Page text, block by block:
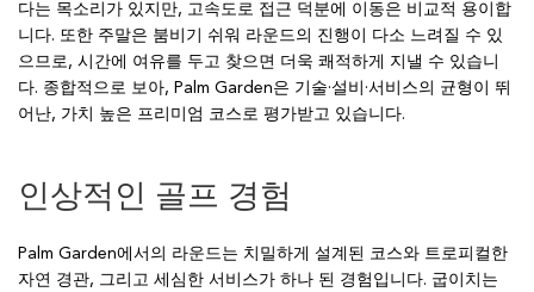
다는 목소리가 있지만, 고속도로 접근 덕분에 이동은 비교적 용이합
니다. 또한 주말은 붐비기 쉬워 라운드의 진행이 다소 느려질 수 있
으므로, 시간에 여유를 두고 찾으면 더욱 쾌적하게 지낼 수 있습니
다. 종합적으로 보아, Palm Garden은 기술·설비·서비스의 균형이 뛰
어난, 가치 높은 프리미엄 코스로 평가받고 있습니다.
인상적인 골프 경험
Palm Garden에서의 라운드는 치밀하게 설계된 코스와 트로피컬한
자연 경관, 그리고 세심한 서비스가 하나 된 경험입니다. 굽이치는